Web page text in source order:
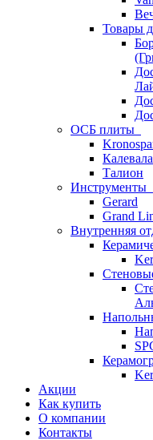
Товары
ОСБ плиты
Калевала
Талион
Инструменты
Gerard
Grand
Внутренняя
Акции
Как купить
О компании
Контакты